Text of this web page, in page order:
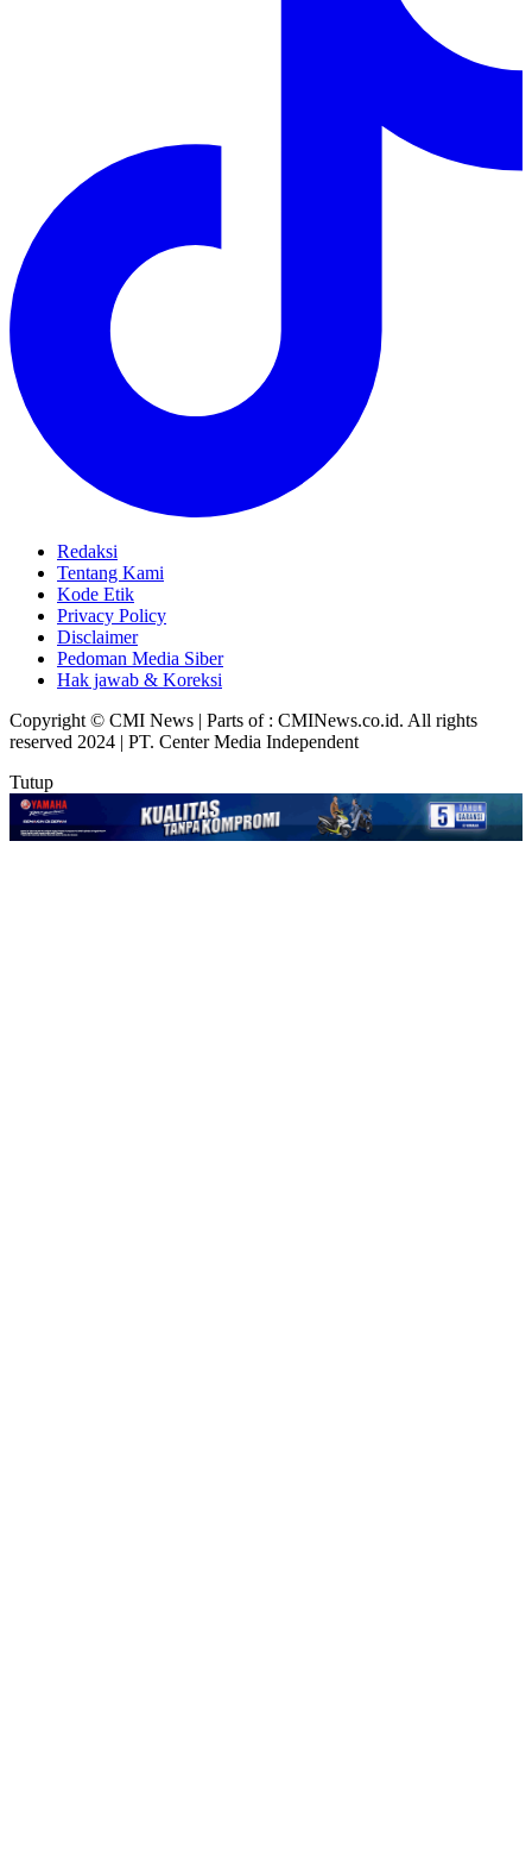
Redaksi
Tentang Kami
Kode Etik
Privacy Policy
Disclaimer
Pedoman Media Siber
Hak jawab & Koreksi
Copyright © CMI News | Parts of : CMINews.co.id. All rights
reserved 2024 | PT. Center Media Independent
Tutup